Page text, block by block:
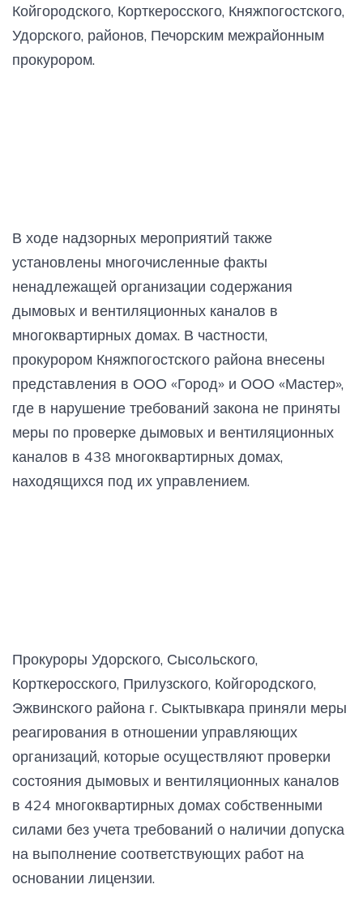
Койгородского, Корткеросского, Княжпогостского,
Удорского, районов, Печорским межрайонным
прокурором.
В ходе надзорных мероприятий также
установлены многочисленные факты
ненадлежащей организации содержания
дымовых и вентиляционных каналов в
многоквартирных домах. В частности,
прокурором Княжпогостского района внесены
представления в ООО «Город» и ООО «Мастер»,
где в нарушение требований закона не приняты
меры по проверке дымовых и вентиляционных
каналов в 438 многоквартирных домах,
находящихся под их управлением.
Прокуроры Удорского, Сысольского,
Корткеросского, Прилузского, Койгородского,
Эжвинского района г. Сыктывкара приняли меры
реагирования в отношении управляющих
организаций, которые осуществляют проверки
состояния дымовых и вентиляционных каналов
в 424 многоквартирных домах собственными
силами без учета требований о наличии допуска
на выполнение соответствующих работ на
основании лицензии.